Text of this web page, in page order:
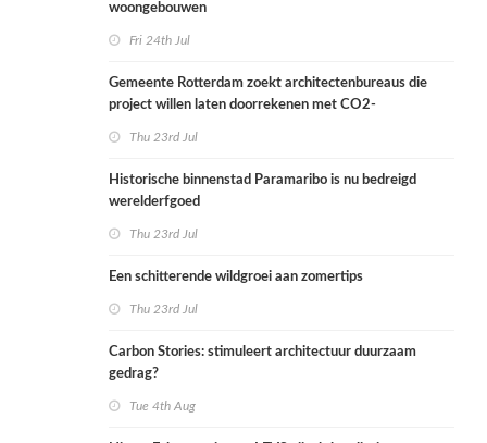
woongebouwen
Fri 24th Jul
Gemeente Rotterdam zoekt architectenbureaus die
project willen laten doorrekenen met CO2-
Thu 23rd Jul
Historische binnenstad Paramaribo is nu bedreigd
werelderfgoed
Thu 23rd Jul
Een schitterende wildgroei aan zomertips
Thu 23rd Jul
Carbon Stories: stimuleert architectuur duurzaam
gedrag?
Tue 4th Aug